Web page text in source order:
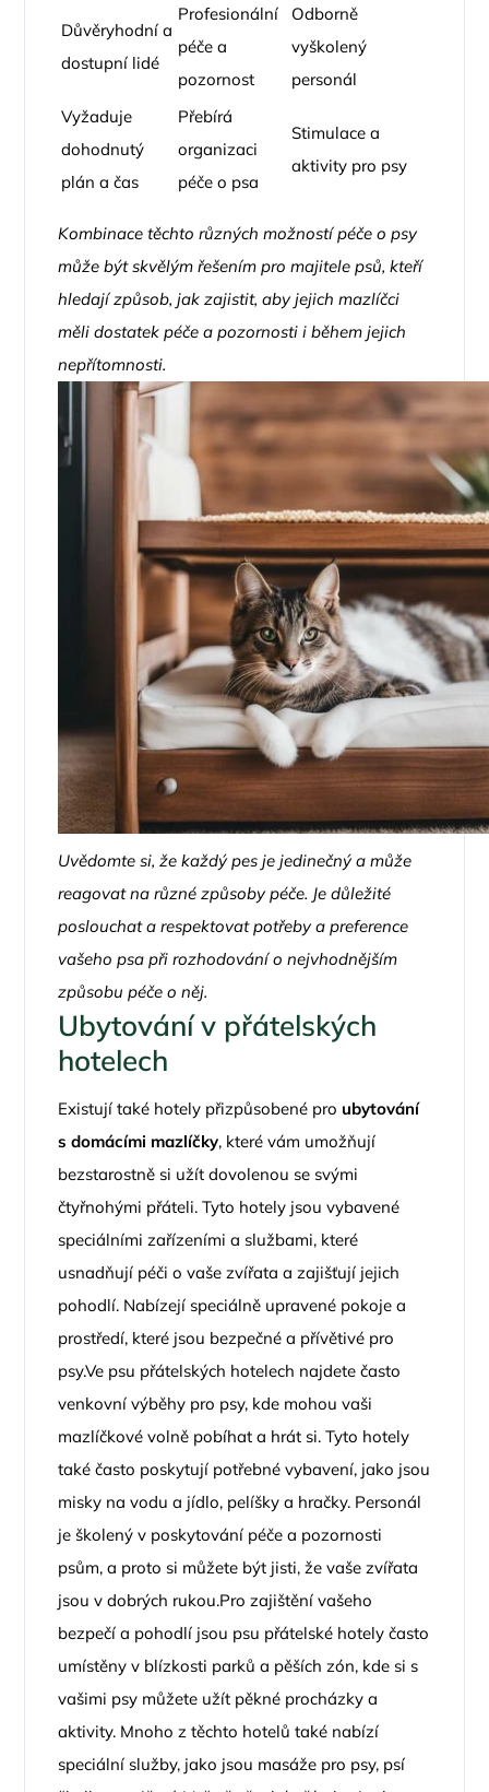
Důvěryhodní a
dostupní lidé
Profesionální
péče a
pozornost
Odborně
vyškolený
personál
Vyžaduje
dohodnutý
plán a čas
Přebírá
organizaci
péče o psa
Stimulace a
aktivity pro psy
Kombinace těchto různých možností péče o psy
může být skvělým řešením pro majitele psů, kteří
hledají způsob, jak zajistit, aby jejich mazlíčci
měli dostatek péče a pozornosti i během jejich
nepřítomnosti.
Uvědomte si, že každý pes je jedinečný a může
reagovat na různé způsoby péče. Je důležité
poslouchat a respektovat potřeby a preference
vašeho psa při rozhodování o nejvhodnějším
způsobu péče o něj.
Ubytování v přátelských
hotelech
Existují také hotely přizpůsobené pro ubytování
s domácími mazlíčky, které vám umožňují
bezstarostně si užít dovolenou se svými
čtyřnohými přáteli. Tyto hotely jsou vybavené
speciálními zařízeními a službami, které
usnadňují péči o vaše zvířata a zajišťují jejich
pohodlí. Nabízejí speciálně upravené pokoje a
prostředí, které jsou bezpečné a přívětivé pro
psy.Ve psu přátelských hotelech najdete často
venkovní výběhy pro psy, kde mohou vaši
mazlíčkové volně pobíhat a hrát si. Tyto hotely
také často poskytují potřebné vybavení, jako jsou
misky na vodu a jídlo, pelíšky a hračky. Personál
je školený v poskytování péče a pozornosti
psům, a proto si můžete být jisti, že vaše zvířata
jsou v dobrých rukou.Pro zajištění vašeho
bezpečí a pohodlí jsou psu přátelské hotely často
umístěny v blízkosti parků a pěších zón, kde si s
vašimi psy můžete užít pěkné procházky a
aktivity. Mnoho z těchto hotelů také nabízí
speciální služby, jako jsou masáže pro psy, psí